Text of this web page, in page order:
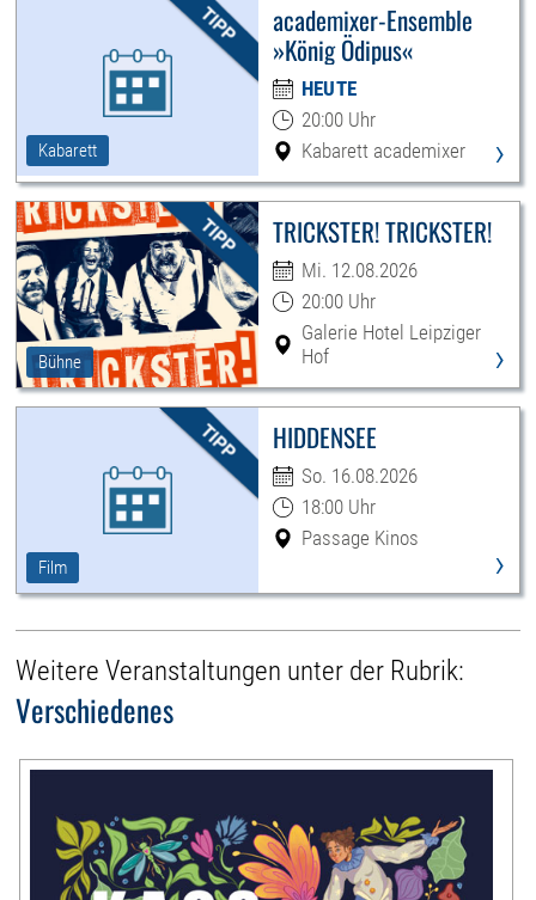
Kabarett
academixer-Ensemble
»König Ödipus«
HEUTE
20:00 Uhr
Kabarett academixer
›
Bühne
TRICKSTER! TRICKSTER!
Mi. 12.08.2026
20:00 Uhr
Galerie Hotel Leipziger
Hof
›
Film
HIDDENSEE
So. 16.08.2026
18:00 Uhr
Passage Kinos
›
Weitere Veranstaltungen unter der Rubrik:
Verschiedenes